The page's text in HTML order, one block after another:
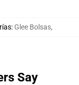
: Glee Bolsas,
Say